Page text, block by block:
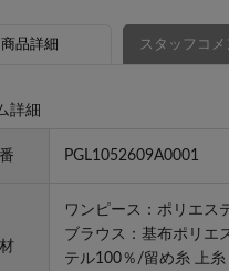
商品詳細 スタッフコメ
詳細
PGL1052609A0001
ワンピース：ポリエ
ブラウス：基布ポリ
テル100％/留め糸 上